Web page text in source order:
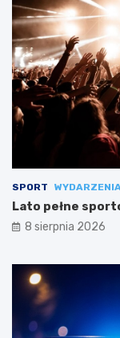
SPORT WYDARZENIA
Lato pełne
8 sierpnia 2026